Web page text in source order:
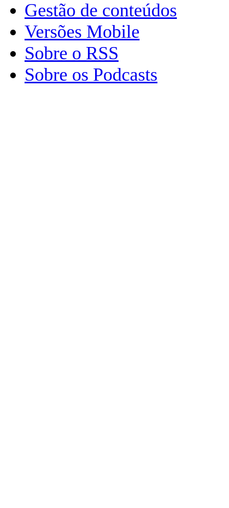
Gestão de conteúdos
Versões Mobile
Sobre o RSS
Sobre os Podcasts